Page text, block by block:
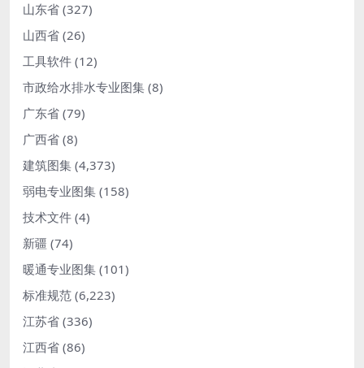
山东省 (327)
山西省 (26)
工具软件 (12)
市政给水排水专业图集 (8)
广东省 (79)
广西省 (8)
建筑图集 (4,373)
弱电专业图集 (158)
技术文件 (4)
新疆 (74)
暖通专业图集 (101)
标准规范 (6,223)
江苏省 (336)
江西省 (86)